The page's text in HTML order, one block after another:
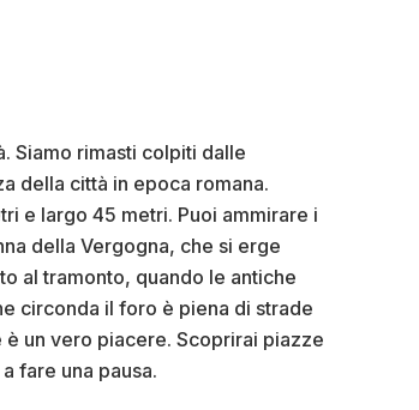
Siamo rimasti colpiti dalle
della città in epoca romana.
e largo 45 metri. Puoi ammirare i
della Vergogna, che si erge
al tramonto, quando le antiche
circonda il foro è piena di strade
un vero piacere. Scoprirai piazze
fare una pausa.